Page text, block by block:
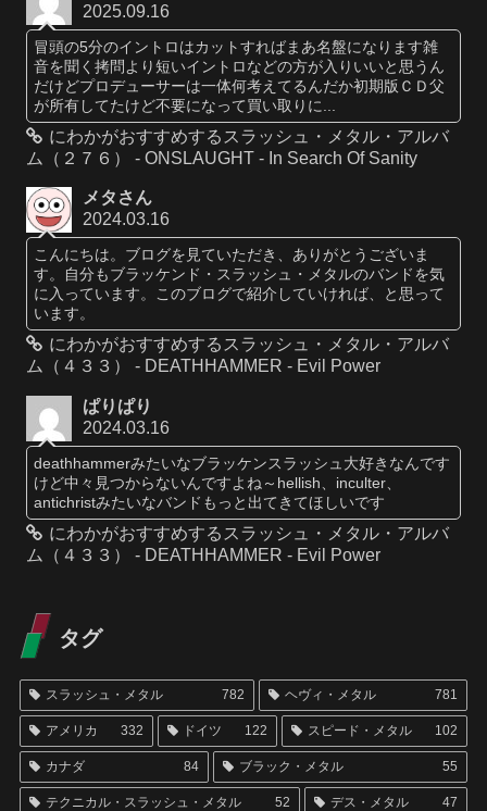
2025.09.16
冒頭の5分のイントロはカットすればまあ名盤になります雑
音を聞く拷問より短いイントロなどの方が入りいいと思うん
だけどプロデューサーは一体何考えてるんだか初期版ＣＤ父
が所有してたけど不要になって買い取りに...
にわかがおすすめするスラッシュ・メタル・アルバ
ム（２７６） - ONSLAUGHT - In Search Of Sanity
メタさん
2024.03.16
こんにちは。ブログを見ていただき、ありがとうございま
す。自分もブラッケンド・スラッシュ・メタルのバンドを気
に入っています。このブログで紹介していければ、と思って
います。
にわかがおすすめするスラッシュ・メタル・アルバ
ム（４３３） - DEATHHAMMER - Evil Power
ぱりぱり
2024.03.16
deathhammerみたいなブラッケンスラッシュ大好きなんです
けど中々見つからないんですよね～hellish、inculter、
antichristみたいなバンドもっと出てきてほしいです
にわかがおすすめするスラッシュ・メタル・アルバ
ム（４３３） - DEATHHAMMER - Evil Power
タグ
スラッシュ・メタル 782 ヘヴィ・メタル 781
アメリカ 332 ドイツ 122 スピード・メタル 102
カナダ 84 ブラック・メタル 55
テクニカル・スラッシュ・メタル 52 デス・メタル 47